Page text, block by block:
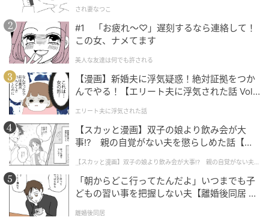
から距離を置いたことで、生まれて初めてその不安が
消え去ったのです」という言葉で声明を締めくくりま
した。
デヴィッドとヴィクトリアは今月上旬、ブルックリン
の誕生日を祝うメッセージを送り和解の歩み寄りをみ
せましたが、残念ながら両者の関係は依然として冷え
切ったままのようです。
From: COSMOPOLITAN US
Translation: Tomoko Takahashi
※この翻訳は抄訳です。
※この記事は2026年3月24日時点の内容です。
され妻なつこ
#1 「お疲れ〜♡」遅刻するなら連絡して！
この女、ナメてます
美人な友達は何でも許される
【漫画】新婚夫に浮気疑惑！絶対証拠をつか
んでやる！【エリート夫に浮気された話 Vol.
エリート夫に浮気された話
【スカッと漫画】双子の娘より飲み会が大
事!? 親の自覚がない夫を懲らしめた話【第1
【スカッと漫画】双子の娘より飲み会が大事!? 親の自覚がない夫を
懲らしめた話
「朝からどこ行ってたんだよ」いつまでも子
どもの習い事を把握しない夫【離婚後同居 Vo
離婚後同居